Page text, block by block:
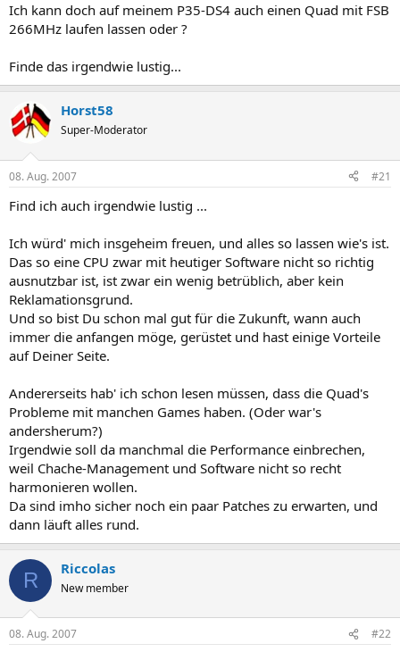
Ich kann doch auf meinem P35-DS4 auch einen Quad mit FSB
266MHz laufen lassen oder ?
Finde das irgendwie lustig...
Horst58
Super-Moderator
08. Aug. 2007 #21
Find ich auch irgendwie lustig ...
Ich würd' mich insgeheim freuen, und alles so lassen wie's ist.
Das so eine CPU zwar mit heutiger Software nicht so richtig
ausnutzbar ist, ist zwar ein wenig betrüblich, aber kein
Reklamationsgrund.
Und so bist Du schon mal gut für die Zukunft, wann auch
immer die anfangen möge, gerüstet und hast einige Vorteile
auf Deiner Seite.
Andererseits hab' ich schon lesen müssen, dass die Quad's
Probleme mit manchen Games haben. (Oder war's
andersherum?)
Irgendwie soll da manchmal die Performance einbrechen,
weil Chache-Management und Software nicht so recht
harmonieren wollen.
Da sind imho sicher noch ein paar Patches zu erwarten, und
dann läuft alles rund.
R Riccolas
New member
08. Aug. 2007 #22